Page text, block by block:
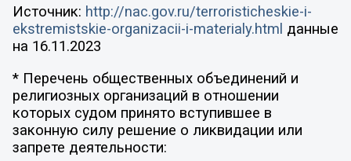
Источник: http://nac.gov.ru/terroristicheskie-i-
ekstremistskie-organizacii-i-materialy.html данные
на 16.11.2023
* Перечень общественных объединений и
религиозных организаций в отношении
которых судом принято вступившее в
законную силу решение о ликвидации или
запрете деятельности: